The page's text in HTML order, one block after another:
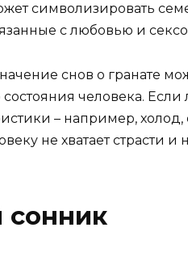
символизировать
с любовью и
снов о гранате
человека.
– например,
не хватает страсти
сонник